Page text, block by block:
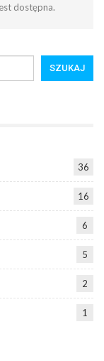
dostępna.
SZUKAJ
36
16
6
5
2
1